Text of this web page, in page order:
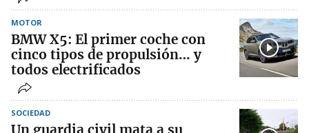
MOTOR
BMW X5: El primer coche con
cinco tipos de propulsión… y
todos electrificados
SOCIEDAD
Un guardia civil mata a su